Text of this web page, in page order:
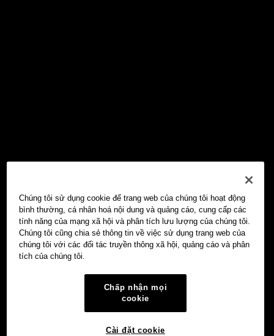
Chúng tôi sử dụng cookie để trang web của chúng tôi hoạt động
bình thường, cá nhân hoá nội dung và quảng cáo, cung cấp các
tính năng của mạng xã hội và phân tích lưu lượng của chúng tôi.
Chúng tôi cũng chia sẻ thông tin về việc sử dụng trang web của
chúng tôi với các đối tác truyền thông xã hội, quảng cáo và phân
tích của chúng tôi.
Chấp nhận mọi
cookie
Cài đặt cookie